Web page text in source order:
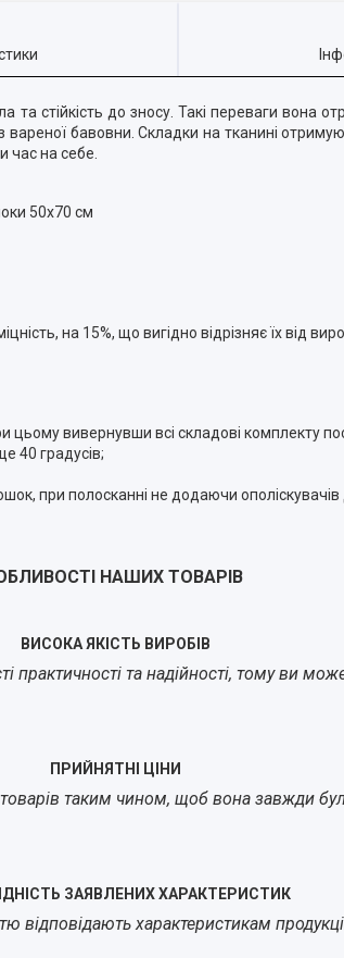
та стійкість до зносу. Такі переваги вона
вареної бавовни. Складки на тканині
час на себе.
50х70 см
на 15%, що вигідно відрізняє їх від
вивернувши всі складові комплекту
40 градусів;
при полосканні не додаючи
НАШИХ ТОВАРІВ
ВИСОКА ЯКІСТЬ ВИРОБІВ
та надійності, тому ви
ПРИЙНЯТНІ ЦІНИ
таким чином, щоб вона завжди
ЗАЯВЛЕНИХ ХАРАКТЕРИСТИК
відповідають характеристикам